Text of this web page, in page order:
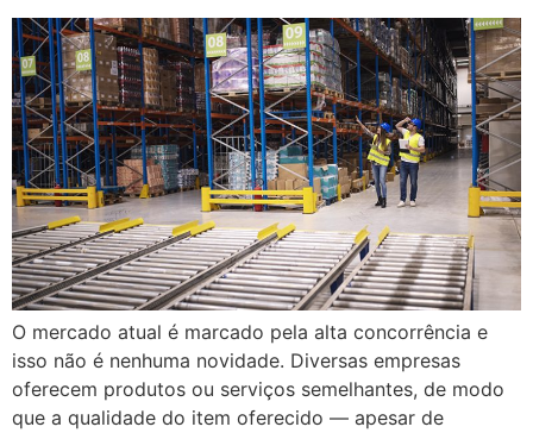
O mercado atual é marcado pela alta concorrência e
isso não é nenhuma novidade. Diversas empresas
oferecem produtos ou serviços semelhantes, de modo
que a qualidade do item oferecido — apesar de